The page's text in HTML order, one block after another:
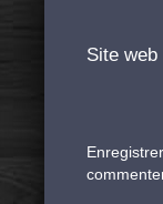
Site web